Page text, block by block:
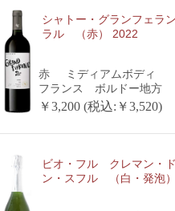
シャトー・グランフェラ
ラル （赤） 2022
赤
ミディアムボディ
フランス ボルドー地方
￥3,200 (税込:￥3,520)
ビオ・フル クレマン・
ン・スフル （白・発泡）